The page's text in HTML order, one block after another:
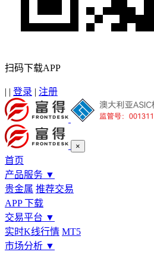
扫码下载APP
| | 登录 | 注册
×
首页
产品服务 ▼
贵金属 推荐交易
APP 下载
交易平台 ▼
实时K线行情 MT5
市场分析 ▼